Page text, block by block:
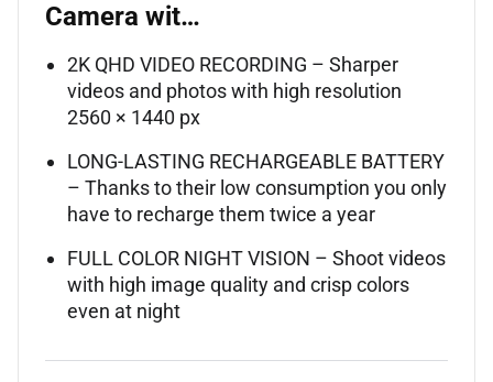
Camera wit…
2K QHD VIDEO RECORDING – Sharper
videos and photos with high resolution
2560 × 1440 px
LONG-LASTING RECHARGEABLE BATTERY
– Thanks to their low consumption you only
have to recharge them twice a year
FULL COLOR NIGHT VISION – Shoot videos
with high image quality and crisp colors
even at night